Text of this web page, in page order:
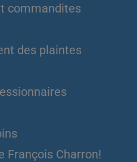
commandites
des plaintes
François Charron!